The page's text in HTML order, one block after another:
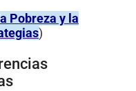
Pobreza y la
)